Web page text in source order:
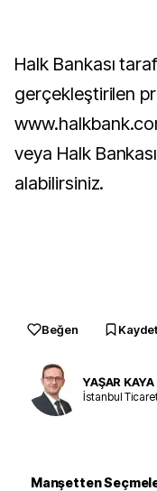
Halk Bankası
gerçekleştirilen
veya Halk
alabilirsiniz.
Beğen Kaydet
YAŞAR KAYA
İstanbul
Manşetten